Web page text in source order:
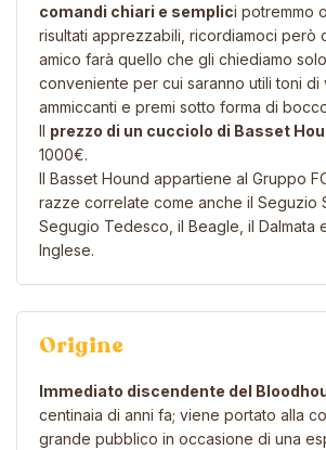
comandi chiari e semplici potremmo
risultati apprezzabili, ricordiamoci però
amico farà quello che gli chiediamo
conveniente per cui saranno utili toni
ammiccanti e premi sotto forma di
Il prezzo di un cucciolo di Basset
1000€.
Il Basset Hound appartiene al Gruppo
razze correlate come anche il Seguzio
Segugio Tedesco , il Beagle , il Dalmata
Inglese.
Origine
Immediato discendente del
centinaia di anni fa; viene portato alla
grande pubblico in occasione di una